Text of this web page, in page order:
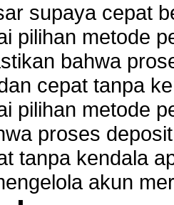
supaya cepat
pilihan metode
bahwa
cepat tanpa
pilihan metode
proses
tanpa kendala
akun